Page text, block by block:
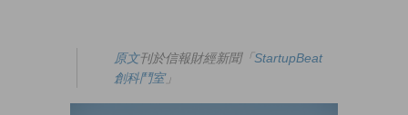
原文刊於信報財經新聞「StartupBeat
創科鬥室」